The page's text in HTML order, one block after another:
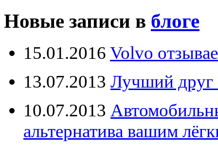
Новые записи в блоге
15.01.2016 Volvo
13.07.2013 Лучший друг
10.07.2013
альтернатива вашим